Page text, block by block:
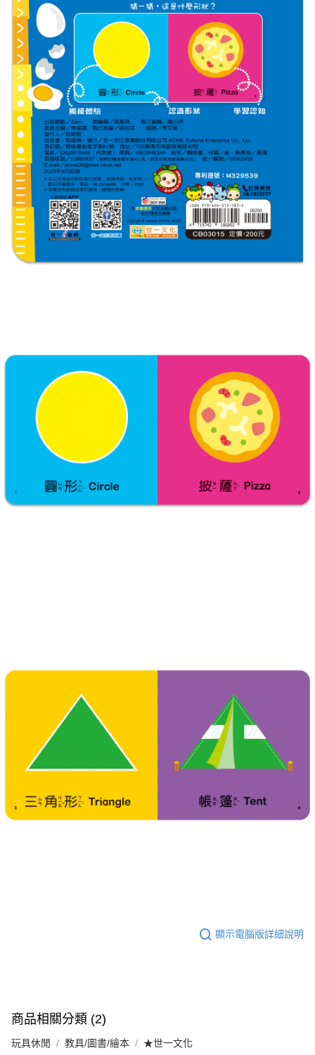
顯示電腦版詳細說明
商品相關分類 (2)
玩具休閒 教具/圖書/繪本 ★世一文化